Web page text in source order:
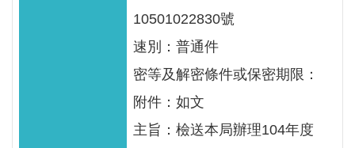
10501022830號
速別：普通件
密等及解密條件或保密期限：
附件：如文
主旨：檢送本局辦理104年度